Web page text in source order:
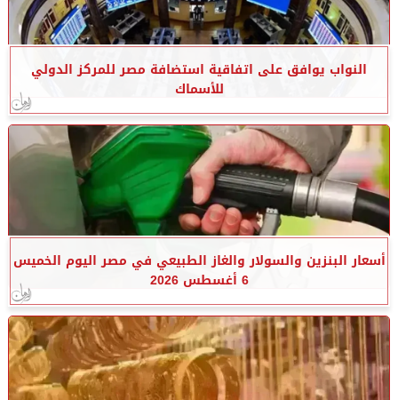
النواب يوافق على اتفاقية استضافة مصر للمركز الدولي
للأسماك
أسعار البنزين والسولار والغاز الطبيعي في مصر اليوم الخميس
6 أغسطس 2026